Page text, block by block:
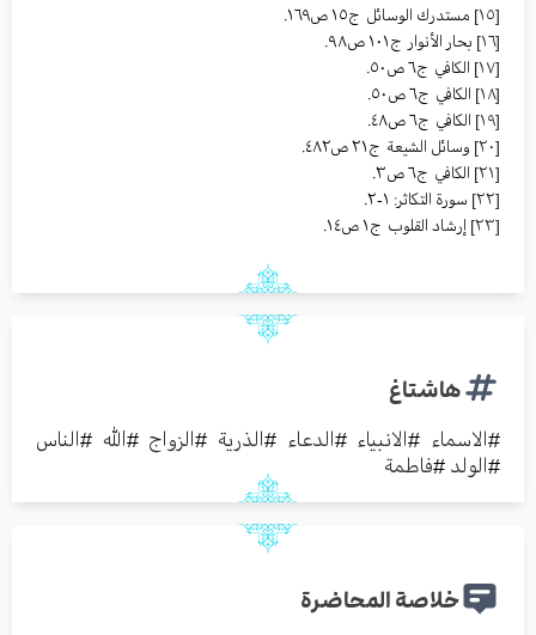
[١٥]
مستدرك الوسائل ج١٥ ص١٦٩.
[١٦]
بحار الأنوار ج١٠١ ص٩٨.
[١٧]
الكافي ج٦ ص٥٠.
[١٨]
الكافي ج٦ ص٥٠.
[١٩]
الكافي ج٦ ص٤٨.
[٢٠]
وسائل الشیعة ج٢١ ص٤٨٢.
[٢١]
الکافي ج٦ ص٣.
[٢٢]
سورة التكاثر: ١-٢.
[٢٣]
إرشاد القلوب ج١ ص١٤.
هاشتاغ
#الاسماء #الانبياء #الدعاء #الذرية #الزواج #الله #الناس
#الولد #فاطمة
خلاصة المحاضرة